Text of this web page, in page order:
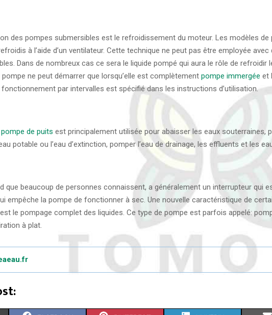
des pompes submersibles est le refroidissement du moteur. Les modèles de
à l’aide d’un ventilateur. Cette technique ne peut pas être employée avec
Dans de nombreux cas ce sera le liquide pompé qui aura le rôle de refroidir
ne peut démarrer que lorsqu’elle est complètement pompe immergée et
fonctionnement par intervalles est spécifié dans les instructions d’utilisation.
pompe de puits est principalement utilisée pour abaisser les eaux souterraines,
potable ou l’eau d’extinction, pomper l’eau de drainage, les effluents et les
que beaucoup de personnes connaissent, a généralement un interrupteur qui
empêche la pompe de fonctionner à sec. Une nouvelle caractéristique de
le pompage complet des liquides. Ce type de pompe est parfois appelé:
à plat.